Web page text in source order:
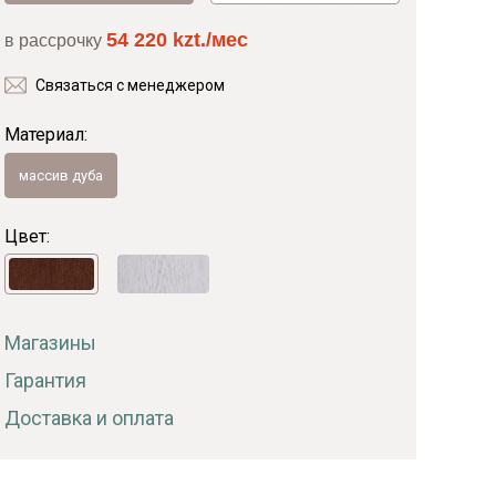
в рассрочку 54 220 kzt./мес
Связаться с менеджером
Материал:
массив дуба
Цвет:
Магазины
Гарантия
Доставка и оплата